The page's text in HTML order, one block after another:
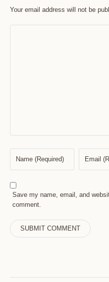
Your email address will not be
Save my name, email, and
comment.